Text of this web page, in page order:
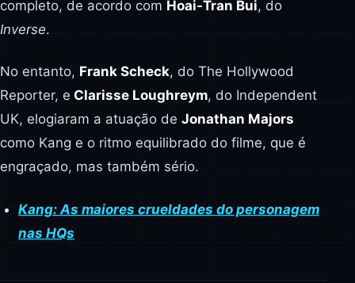
completo, de acordo com Hoai-Tran Bui, do
Inverse.
No entanto, Frank Scheck, do The Hollywood
Reporter, e Clarisse Loughreym, do Independent
UK, elogiaram a atuação de Jonathan Majors
como Kang e o ritmo equilibrado do filme, que é
engraçado, mas também sério.
Kang: As maiores crueldades do personagem
nas HQs